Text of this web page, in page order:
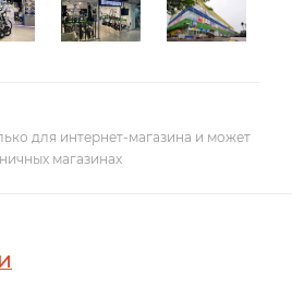
для интернет-магазина и может
магазинах